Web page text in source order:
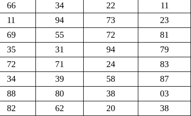
66 34 22
11
11 94 73
23
69 55 72
81
35 31 94
79
72 71 24
83
34 39 58
87
88 80 38
03
82 62 20 38